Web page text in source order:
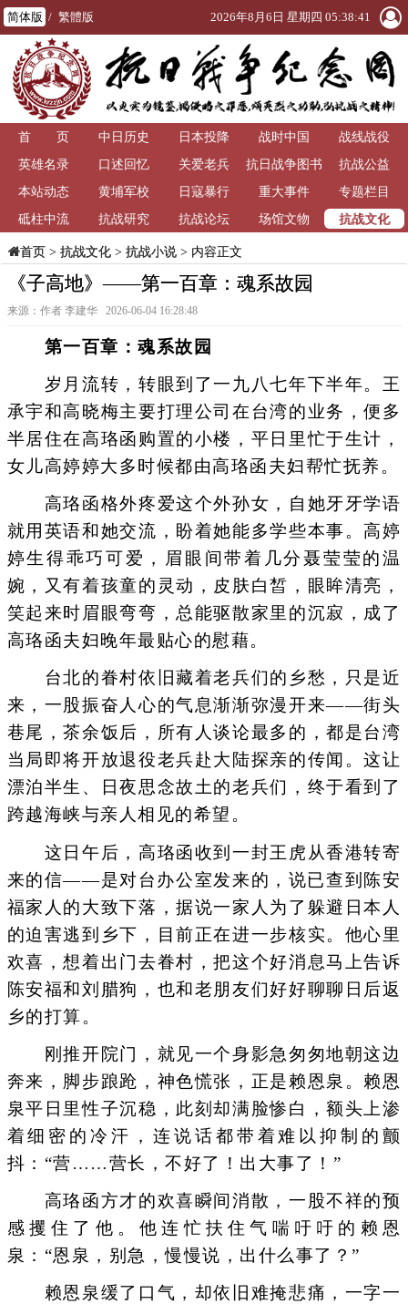
简体版 / 繁體版 2026年8月6日 星期四 05:38:41
首 页 中日历史 日本投降 战时中国
战线战役
英雄名录
口述回忆 关爱老兵
抗日战争图书
馆
抗战公益
本站动态
黄埔军校 日寇暴行 重大事件
专题栏目
砥柱中流
抗战研究 抗战论坛 场馆文物 抗战文化
首页> 抗战文化> 抗战小说> 内容正文
《子高地》——第一百章：魂系故园
来源：作者 李建华 2026-06-04 16:28:48
第一百章：魂系故园
岁月流转，转眼到了一九八七年下半年。王
承宇和高晓梅主要打理公司在台湾的业务，便多
半居住在高珞函购置的小楼，平日里忙于生计，
女儿高婷婷大多时候都由高珞函夫妇帮忙抚养。
高珞函格外疼爱这个外孙女，自她牙牙学语
就用英语和她交流，盼着她能多学些本事。高婷
婷生得乖巧可爱，眉眼间带着几分聂莹莹的温
婉，又有着孩童的灵动，皮肤白皙，眼眸清亮，
笑起来时眉眼弯弯，总能驱散家里的沉寂，成了
高珞函夫妇晚年最贴心的慰藉。
台北的眷村依旧藏着老兵们的乡愁，只是近
来，一股振奋人心的气息渐渐弥漫开来——街头
巷尾，茶余饭后，所有人谈论最多的，都是台湾
当局即将开放退役老兵赴大陆探亲的传闻。这让
漂泊半生、日夜思念故土的老兵们，终于看到了
跨越海峡与亲人相见的希望。
这日午后，高珞函收到一封王虎从香港转寄
来的信——是对台办公室发来的，说已查到陈安
福家人的大致下落，据说一家人为了躲避日本人
的迫害逃到乡下，目前正在进一步核实。他心里
欢喜，想着出门去眷村，把这个好消息马上告诉
陈安福和刘腊狗，也和老朋友们好好聊聊日后返
乡的打算。
刚推开院门，就见一个身影急匆匆地朝这边
奔来，脚步踉跄，神色慌张，正是赖恩泉。赖恩
泉平日里性子沉稳，此刻却满脸惨白，额头上渗
着细密的冷汗，连说话都带着难以抑制的颤
抖：“营……营长，不好了！出大事了！”
高珞函方才的欢喜瞬间消散，一股不祥的预
感攫住了他。他连忙扶住气喘吁吁的赖恩
泉：“恩泉，别急，慢慢说，出什么事了？”
赖恩泉缓了口气，却依旧难掩悲痛，一字一